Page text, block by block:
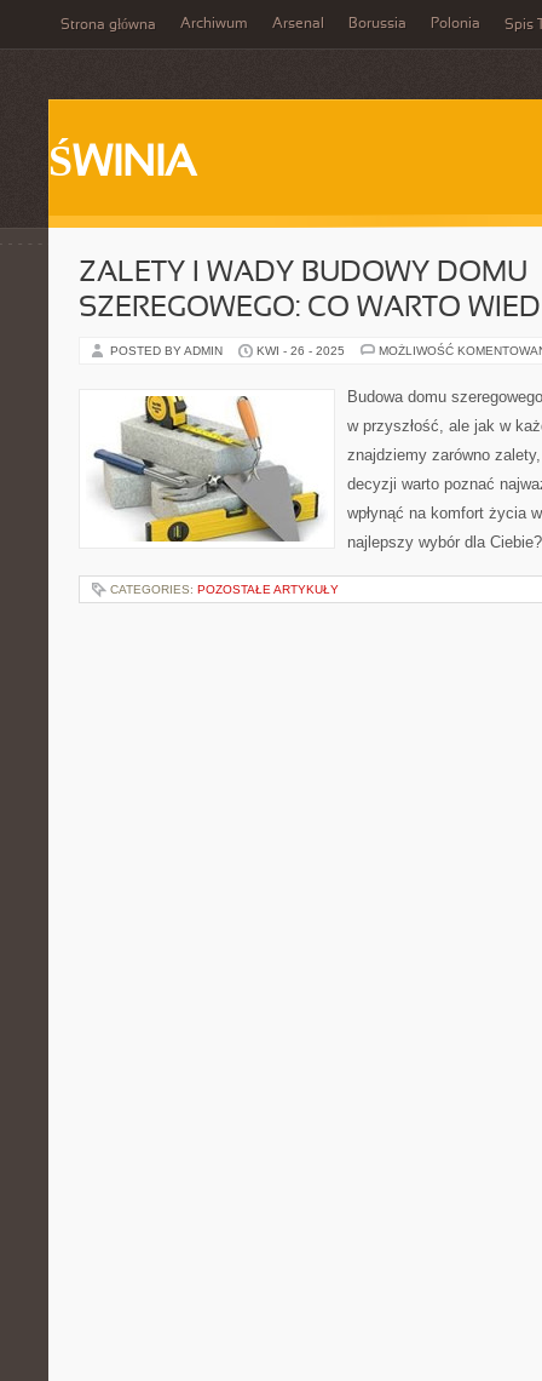
Strona główna Archiwum Arsenal Borussia Polonia Spis
ŚWINIA
ZALETY I WADY BUDOWY DOMU
SZEREGOWEGO: CO WARTO
POSTED BY ADMIN KWI - 26 - 2025 MOŻLIWOŚĆ
Budowa domu
w przyszłość, ale jak w
znajdziemy zarówno
decyzji warto poznać
wpłynąć na komfort życia
najlepszy wybór dla Ciebie?
CATEGORIES: POZOSTAŁE ARTYKUŁY